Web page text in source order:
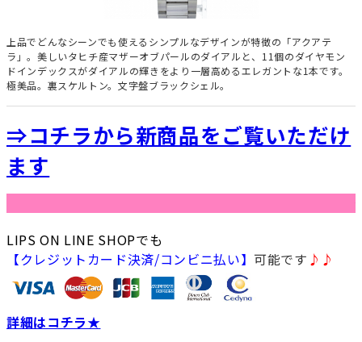
上品でどんなシーンでも使えるシンプルなデザインが特徴の「アクアテ
ラ」。美しいタヒチ産マザーオブパールのダイアルと、11個のダイヤモン
ドインデックスがダイアルの輝きをより一層高めるエレガントな1本です。
極美品。裏スケルトン。文字盤ブラックシェル。
⇒コチラから新商品をご覧いただけ
ます
LIPS ON LINE SHOPでも
【クレジットカード決済/コンビニ払い】 可能です ♪♪
詳細はコチラ★